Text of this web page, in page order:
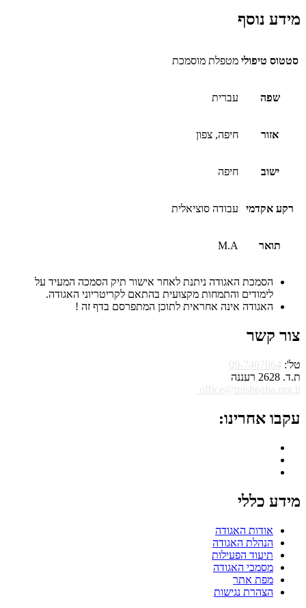
מידע נוסף
סטטוס טיפולי מטפלת מוסמכת
שפה עברית
אזור חיפה, צפון
ישוב חיפה
רקע אקדמי עבודה סוציאלית
תואר M.A
הסמכת האגודה ניתנת לאחר אישור תיק הסמכה המעיד על
לימודים והתמחות מקצועית בהתאם לקריטריוני האגודה.
האגודה אינה אחראית לתוכן המתפרסם בדף זה !
צור קשר
טל': 09-7467064
ת.ד. 2628 רעננה
office@mishpaha.org.il
עקבו אחרינו:
מידע כללי
אודות האגודה
הנהלת האגודה
תיעוד הפעילות
מסמכי האגודה
מפת אתר
הצהרת נגישות